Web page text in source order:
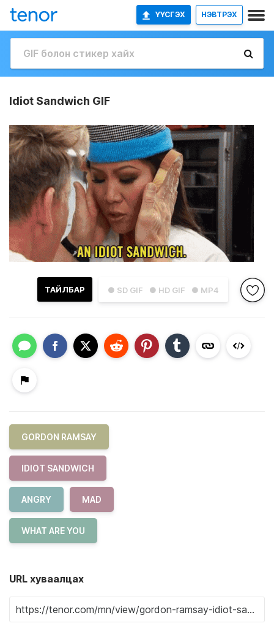
ҮҮСГЭХ НЭВТРЭХ
Idiot Sandwich GIF
● SD GIF ● HD GIF ● MP4
ТАЙЛБАР
GORDON RAMSAY
IDIOT SANDWICH
ANGRY MAD
WHAT ARE YOU
URL хуваалцах